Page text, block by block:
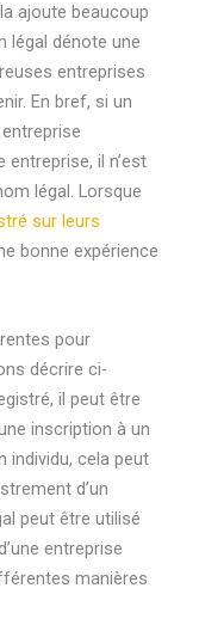
ajoute beaucoup
légal dénote une
entreprises
En bref, si un
il n’est
légal. Lorsque
sur leurs
bonne expérience
pour
décrire ci-
il peut être
inscription à un
individu, cela peut
d’un
peut être utilisé
entreprise
manières